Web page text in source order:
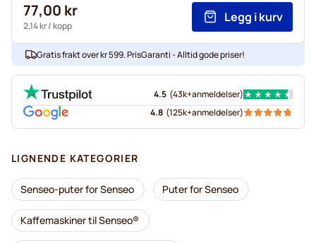
77,00 kr
2,14 kr/ kopp
Legg i kurv
Gratis frakt over kr 599. PrisGaranti - Alltid gode priser!
4.5 (43k+anmeldelser)
4.8 (125k+anmeldelser)
LIGNENDE KATEGORIER
Senseo-puter for Senseo Puter for Senseo
Kaffemaskiner til Senseo®